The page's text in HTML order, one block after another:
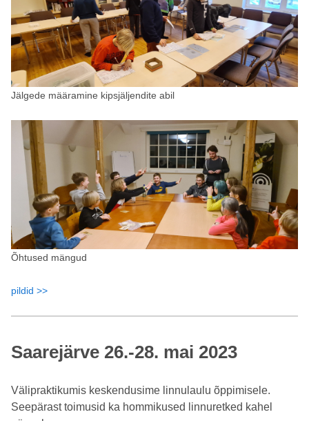
Jälgede määramine kipsjäljendite abil
Õhtused mängud
pildid >>
Saarejärve 26.-28. mai 2023
Välipraktikumis keskendusime linnulaulu õppimisele.
Seepärast toimusid ka hommikused linnuretked kahel